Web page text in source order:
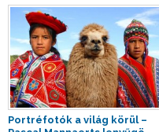
Portréfotók a világ körül –